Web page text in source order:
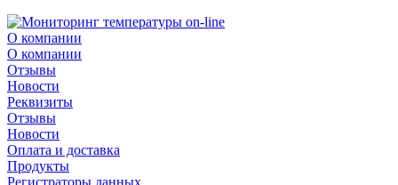
О компании
О компании
Отзывы
Новости
Реквизиты
Отзывы
Новости
Оплата и доставка
Продукты
Регистраторы данных